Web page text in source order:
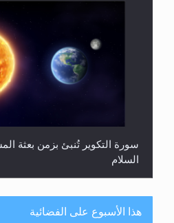
سورة التكوير تُنبئ بزمن بعثة
السلام
هذا الأسبوع على الفضائية